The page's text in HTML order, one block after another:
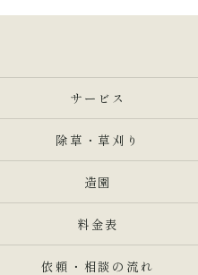
サービス
除草・草刈り
造園
料金表
依頼・相談の流れ